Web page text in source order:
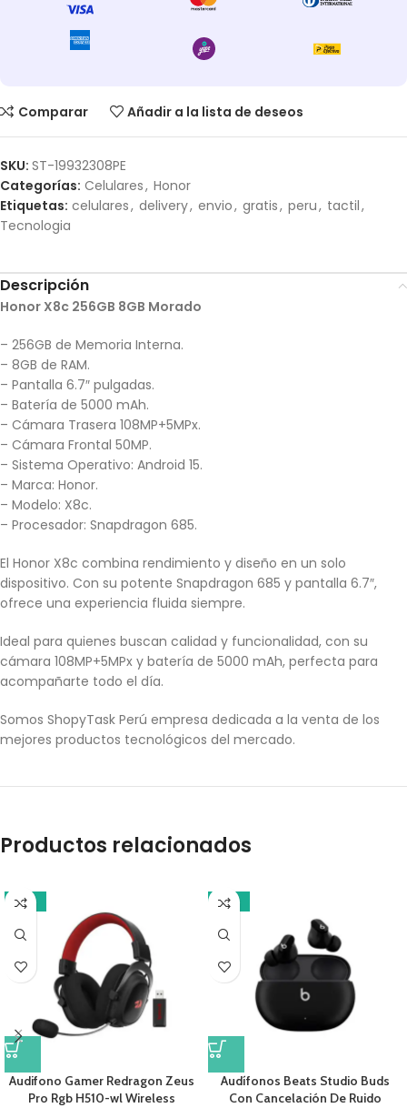
Comparar Añadir a la lista de deseos
SKU: ST-19932308PE
Categorías: Celulares, Honor
Etiquetas: celulares, delivery, envio, gratis, peru, tactil,
Tecnologia
Descripción
Honor X8c 256GB 8GB Morado
– 256GB de Memoria Interna.
– 8GB de RAM.
– Pantalla 6.7″ pulgadas.
– Batería de 5000 mAh.
– Cámara Trasera 108MP+5MPx.
– Cámara Frontal 50MP.
– Sistema Operativo: Android 15.
– Marca: Honor.
– Modelo: X8c.
– Procesador: Snapdragon 685.
El Honor X8c combina rendimiento y diseño en un solo
dispositivo. Con su potente Snapdragon 685 y pantalla 6.7″,
ofrece una experiencia fluida siempre.
Ideal para quienes buscan calidad y funcionalidad, con su
cámara 108MP+5MPx y batería de 5000 mAh, perfecta para
acompañarte todo el día.
Somos ShopyTask Perú empresa dedicada a la venta de los
mejores productos tecnológicos del mercado.
Productos relacionados
-18%
Audifono Gamer Redragon Zeus
Pro Rgb H510-wl Wireless
-10%
Audífonos Beats Studio Buds
Con Cancelación De Ruido